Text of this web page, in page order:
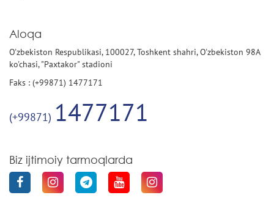
Aloqa
O'zbekiston Respublikasi, 100027, Toshkent shahri, O'zbekiston 98A
ko'chasi, "Paxtakor" stadioni
Faks : (+99871) 1477171
(+99871) 1477171
Biz ijtimoiy tarmoqlarda